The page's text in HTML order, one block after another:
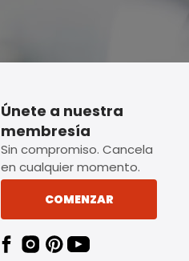
Únete a nuestra
membresía
Sin compromiso. Cancela
en cualquier momento.
COMENZAR